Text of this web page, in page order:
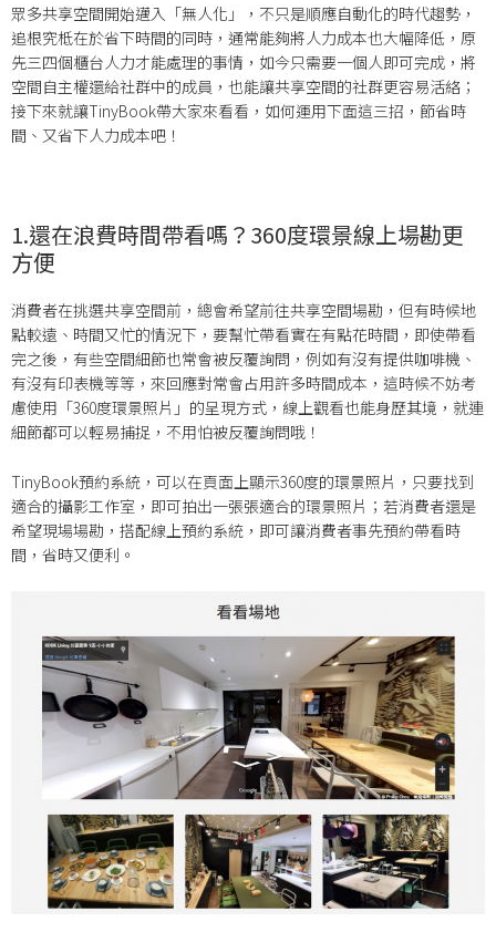
眾多共享空間開始邁入「無人化」，不只是順應自動化的時代趨勢，
追根究柢在於省下時間的同時，通常能夠將人力成本也大幅降低，原
先三四個櫃台人力才能處理的事情，如今只需要一個人即可完成，將
空間自主權還給社群中的成員，也能讓共享空間的社群更容易活絡；
接下來就讓TinyBook帶大家來看看，如何運用下面這三招，節省時
間、又省下人力成本吧！
1.還在浪費時間帶看嗎？360度環景線上場勘更
方便
消費者在挑選共享空間前，總會希望前往共享空間場勘，但有時候地
點較遠、時間又忙的情況下，要幫忙帶看實在有點花時間，即使帶看
完之後，有些空間細節也常會被反覆詢問，例如有沒有提供咖啡機、
有沒有印表機等等，來回應對常會占用許多時間成本，這時候不妨考
慮使用「360度環景照片」的呈現方式，線上觀看也能身歷其境，就連
細節都可以輕易捕捉，不用怕被反覆詢問哦！
TinyBook預約系統，可以在頁面上顯示360度的環景照片，只要找到
適合的攝影工作室，即可拍出一張張適合的環景照片；若消費者還是
希望現場場勘，搭配線上預約系統，即可讓消費者事先預約帶看時
間，省時又便利。